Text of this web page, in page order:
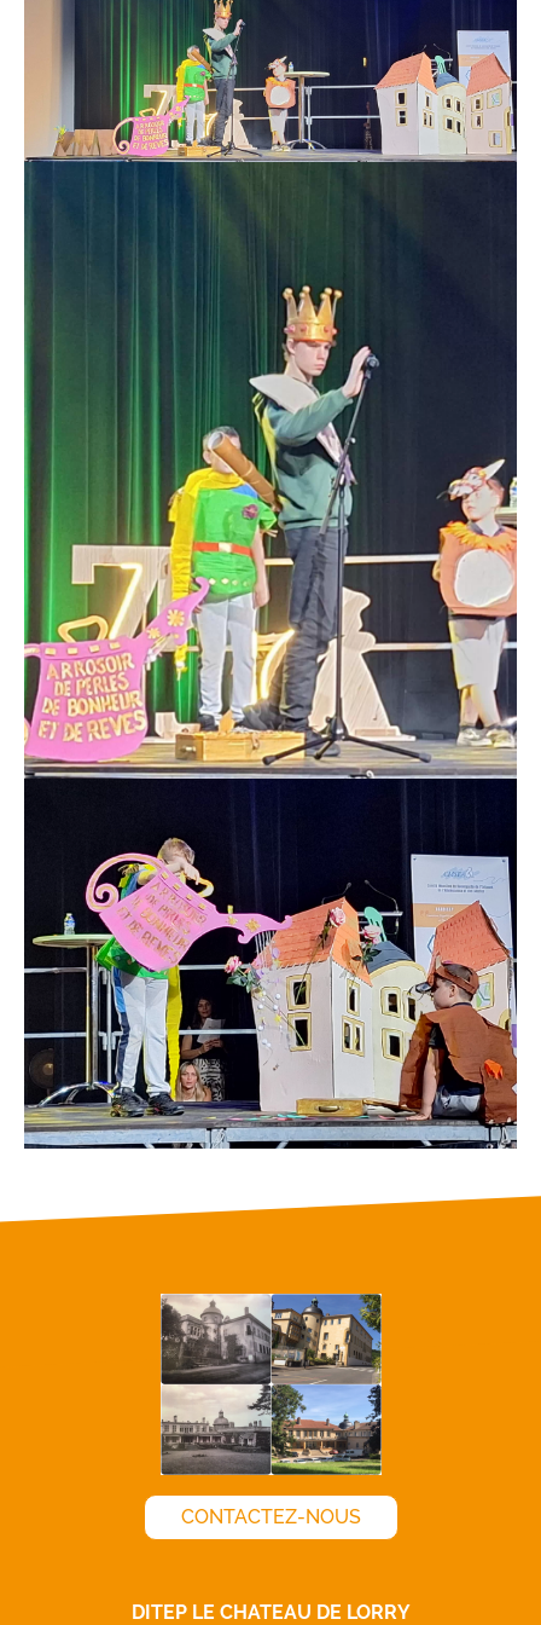
CONTACTEZ-NOUS
DITEP LE CHATEAU DE LORRY